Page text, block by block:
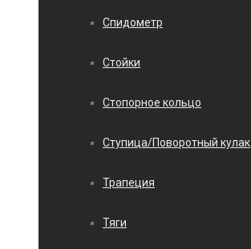
Спидометр
Стойки
Стопорное кольцо
Ступица/Поворотный кулак
Трапеция
Тяги